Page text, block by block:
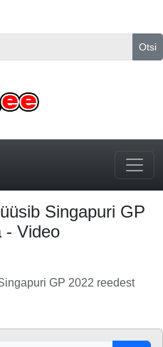
Otsi
Singapuri GP
- Video
GP 2022 reedest